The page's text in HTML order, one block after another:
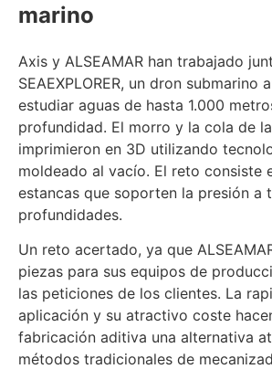
marino
Axis y ALSEAMAR han trabajado
SEAEXPLORER, un dron submarino
estudiar aguas de hasta 1.000
profundidad. El morro y la cola de
imprimieron en 3D utilizando
moldeado al vacío. El reto consiste
estancas que soporten la presión a
profundidades.
Un reto acertado, ya que
piezas para sus equipos de
las peticiones de los clientes. La
aplicación y su atractivo coste
fabricación aditiva una alternativa
métodos tradicionales de